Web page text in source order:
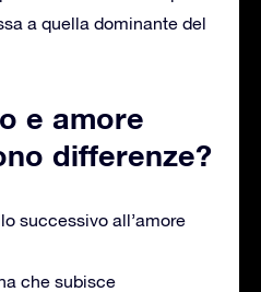
a quella dominante del
e amore
differenze?
successivo all’amore
che subisce